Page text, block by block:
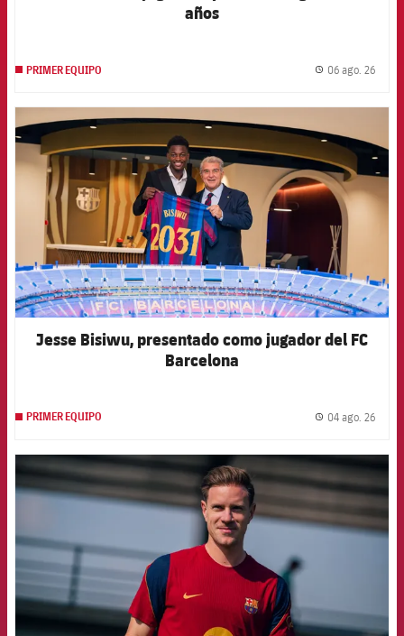
años
PRIMER EQUIPO 06 ago. 26
Jesse Bisiwu, presentado como jugador del FC
Barcelona
PRIMER EQUIPO 04 ago. 26
FCB Barcelona badge